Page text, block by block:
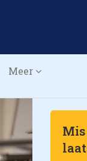
Meer